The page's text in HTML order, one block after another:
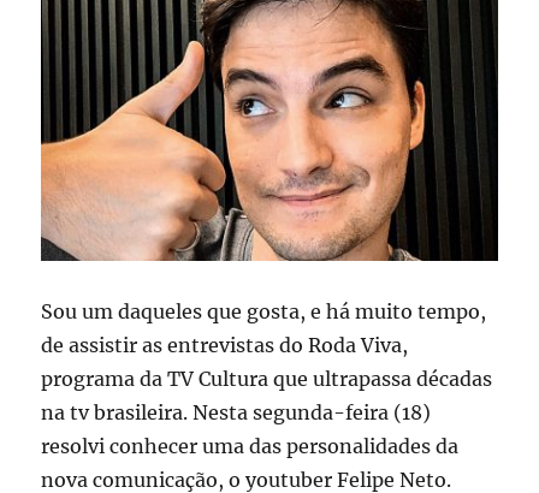
Sou um daqueles que gosta, e há muito tempo,
de assistir as entrevistas do Roda Viva,
programa da TV Cultura que ultrapassa décadas
na tv brasileira. Nesta segunda-feira (18)
resolvi conhecer uma das personalidades da
nova comunicação, o youtuber Felipe Neto.